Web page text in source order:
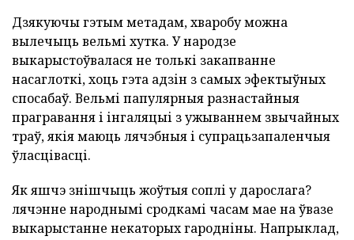
Дзякуючы гэтым метадам, хваробу можна
вылечыць вельмі хутка. У народзе
выкарыстоўвалася не толькі закапванне
насаглоткі, хоць гэта адзін з самых эфектыўных
спосабаў. Вельмі папулярныя разнастайныя
прагравання і інгаляцыі з ужываннем звычайных
траў, якія маюць лячэбныя і супрацьзапаленчыя
ўласцівасці.
Як яшчэ знішчыць жоўтыя соплі у дарослага?
лячэнне народнымі сродкамі часам мае на ўвазе
выкарыстанне некаторых гародніны. Напрыклад,